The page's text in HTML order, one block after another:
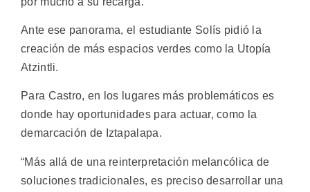
Ante ese panorama, el estudiante Solís pidió la
creación de más espacios verdes como la Utopía
Atzintli.
Para Castro, en los lugares más problemáticos es
donde hay oportunidades para actuar, como la
demarcación de Iztapalapa.
“Más allá de una reinterpretación melancólica de
soluciones tradicionales, es preciso desarrollar una